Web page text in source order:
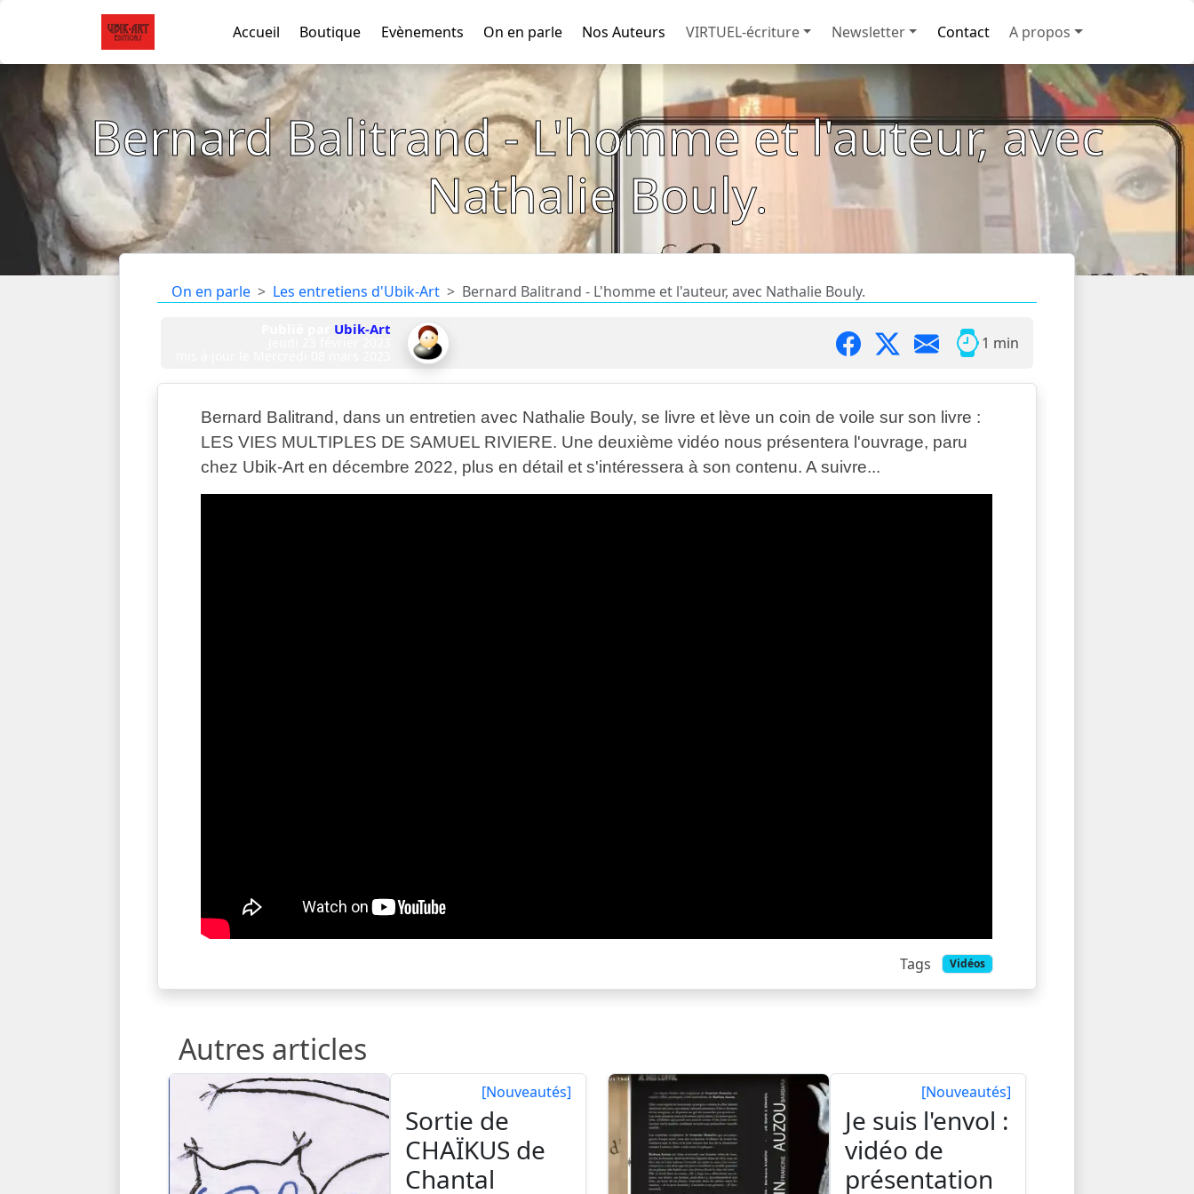
Accueil Boutique Evènements On en parle Nos Auteurs VIRTUEL-écriture Newsletter Contact A propos
Bernard Balitrand - L'homme et l'auteur, avec
Nathalie Bouly.
On en parle Les entretiens d'Ubik-Art Bernard Balitrand - L'homme et l'auteur, avec Nathalie Bouly.
Ubik-Art
1 min
Bernard Balitrand, dans un entretien avec Nathalie Bouly, se livre et lève un coin de voile sur son livre :
LES VIES MULTIPLES DE SAMUEL RIVIERE. Une deuxième vidéo nous présentera l'ouvrage, paru
chez Ubik-Art en décembre 2022, plus en détail et s'intéressera à son contenu. A suivre...
Tags Vidéos
Autres articles
[Nouveautés]
Sortie de
CHAÏKUS de
Chantal
[Nouveautés]
Je suis l'envol :
vidéo de
présentation